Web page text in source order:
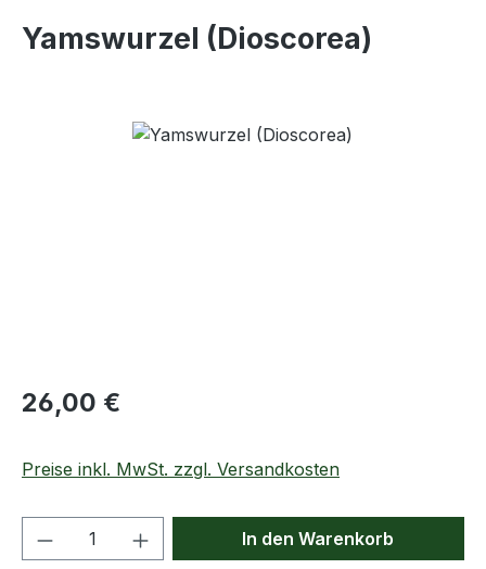
Yamswurzel (Dioscorea)
Bildergalerie überspringen
Regulärer Preis:
26,00 €
Preise inkl. MwSt. zzgl. Versandkosten
Produkt Anzahl: Gib denIn den Warenkorb